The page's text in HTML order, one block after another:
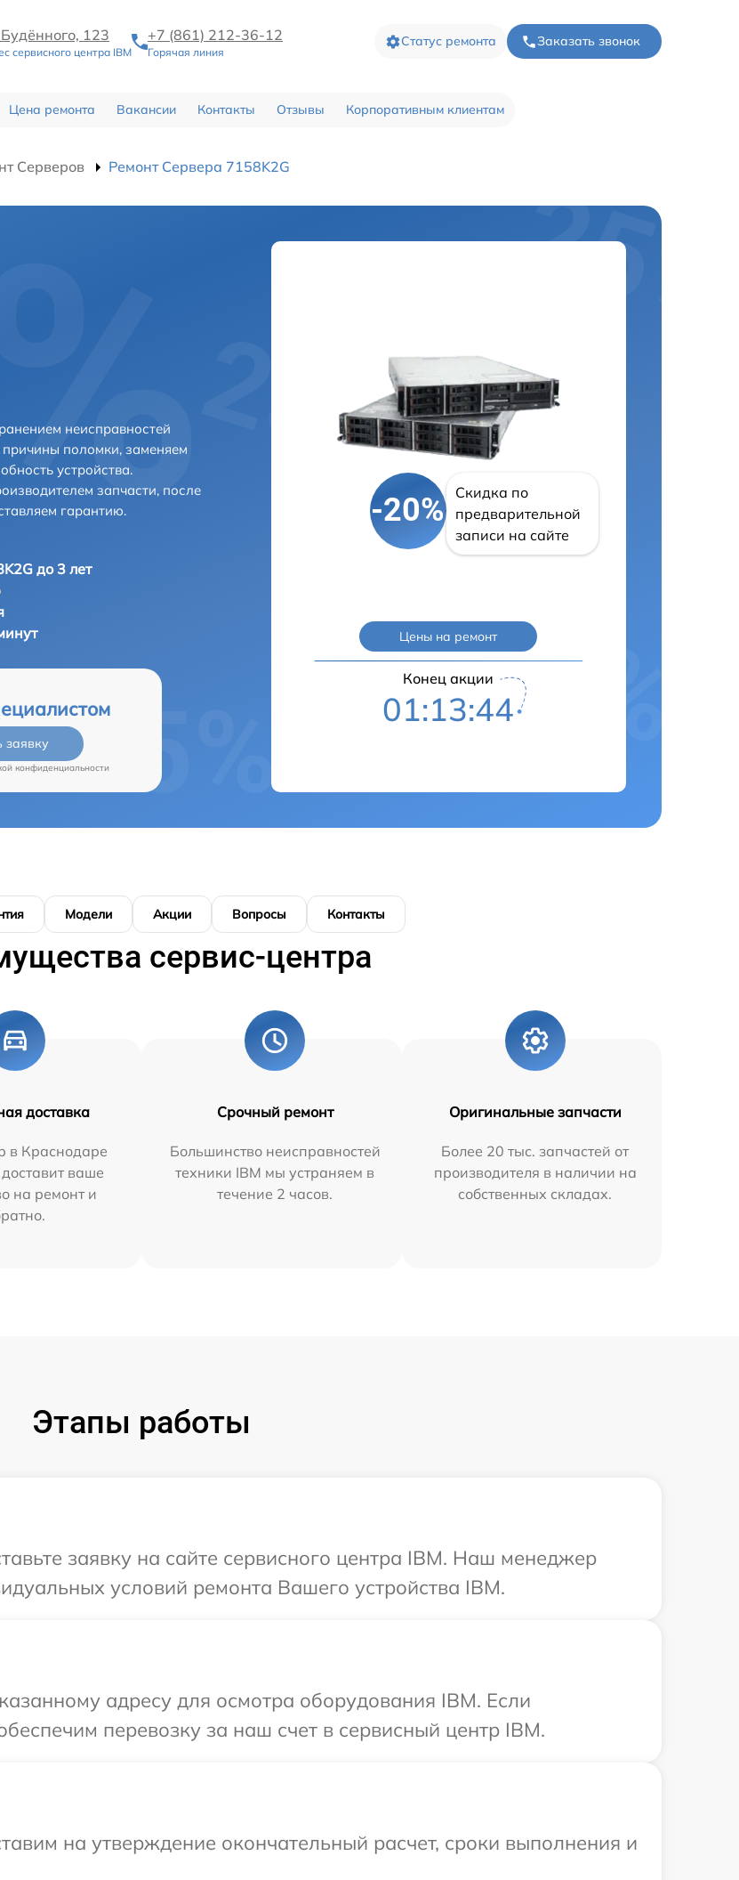
123
сервисного центра IBM
+7 (861) 212-36-12
Горячая линия
Статус ремонта Заказать звонок
Цена ремонта Вакансии Контакты Отзывы Корпоративным клиентам
Серверов Ремонт Сервера 7158K2G
неисправностей
поломки, заменяем
устройства.
запчасти, после
гарантию.
до 3 лет
заявку
конфиденциальности
-20%
Скидка по
предварительной
записи на сайте
Цены на ремонт
Конец акции
01:13:43
Модели Акции Вопросы Контакты
сервис-центра
доставка
в Краснодаре
ваше
на ремонт и
Срочный ремонт
Большинство неисправностей
техники IBM мы устраняем в
течение 2 часов.
Оригинальные запчасти
Более 20 тыс. запчастей от
производителя в наличии на
собственных складах.
Этапы работы
заявку на сайте сервисного центра IBM. Наш менеджер
условий ремонта Вашего устройства IBM.
адресу для осмотра оборудования IBM. Если
перевозку за наш счет в сервисный центр IBM.
на утверждение окончательный расчет, сроки выполнения и